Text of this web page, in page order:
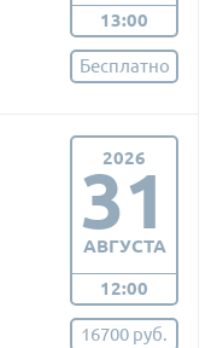
13:00
Бесплатно
2026
31
АВГУСТА
12:00
16700 руб.